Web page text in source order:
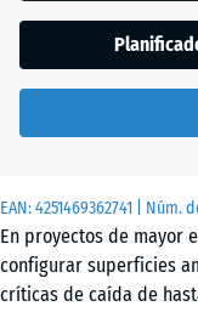
EAN:4251469362741 | Núm.
En proyectos de mayor
configurar superficies
críticas de caída de
+ 0,50 €
Rojo
ladrillo
- 4,00 €